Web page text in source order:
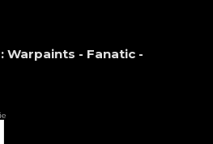
Warpaints - Fanatic -